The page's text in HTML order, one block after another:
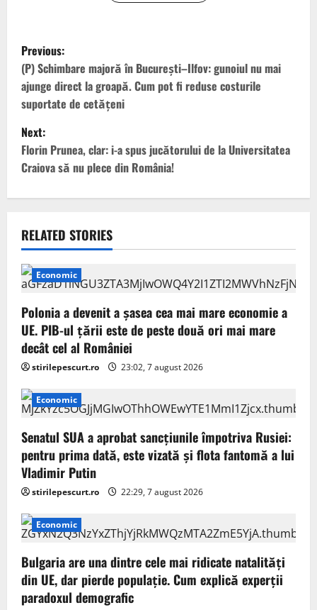
P
o
s
t
n
a
v
i
g
a
t
i
o
n
Previous:
(P) Schimbare majoră în București–Ilfov: gunoiul nu mai
ajunge direct la groapă. Cum pot fi reduse costurile
suportate de cetățeni
Next:
Florin Prunea, clar: i-a spus jucătorului de la Universitatea
Craiova să nu plece din România!
RELATED STORIES
Economic
Polonia a devenit a șasea cea mai mare economie a
UE. PIB-ul țării este de peste două ori mai mare
decât cel al României
stirilepescurt.ro 23:02, 7 august 2026
Economic
Senatul SUA a aprobat sancțiunile împotriva Rusiei:
pentru prima dată, este vizată și flota fantomă a lui
Vladimir Putin
stirilepescurt.ro 22:29, 7 august 2026
Economic
Bulgaria are una dintre cele mai ridicate natalități
din UE, dar pierde populație. Cum explică experții
paradoxul demografic